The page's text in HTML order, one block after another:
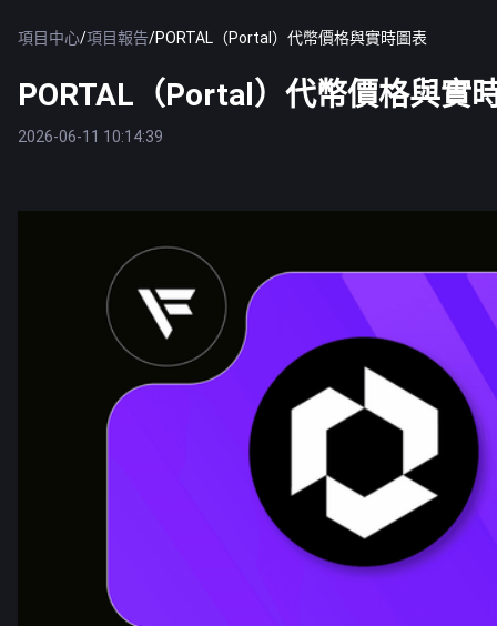
項目中心/項目報告/PORTAL（Portal）代幣價格與實時圖表
PORTAL（Portal）代幣價格與實
2026-06-11 10:14:39